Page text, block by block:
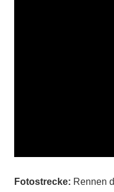
Fotostrecke: Rennen